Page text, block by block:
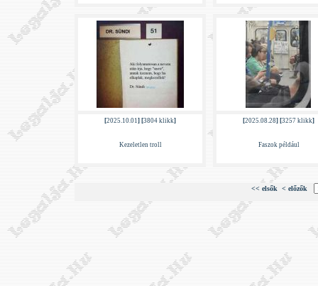
[2025.10.01] [3804 klikk]
Kezeletlen troll
[2025.08.28] [3257 klikk]
Faszok például
<< elsők < előzők